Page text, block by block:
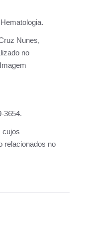
Nunes,
no
3654.
cujos
relacionados no